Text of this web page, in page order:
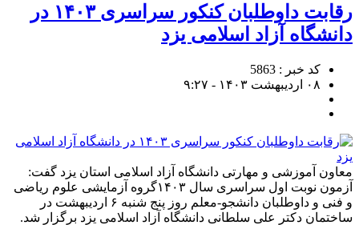
رقابت داوطلبان کنکور سراسری ۱۴۰۳ در
دانشگاه آزاد اسلامی یزد
کد خبر : 5863
۰۸ اردیبهشت ۱۴۰۳ - ۹:۲۷
معاون آموزشی و مهارتی دانشگاه آزاد اسلامی استان یزد گفت:
آزمون نوبت اول سراسری سال ۱۴۰۳گروه آزمایشی علوم ریاضی
و فنی و داوطلبان دانشجو-معلم روز پنج شنبه ۶ اردیبهشت در
ساختمان دکتر علی سلطانی دانشگاه آزاد اسلامی یزد برگزار شد.